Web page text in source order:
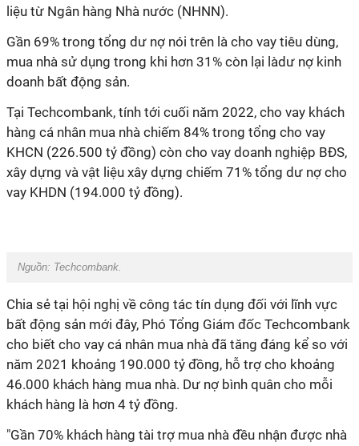
liệu từ Ngân hàng Nhà nước (NHNN).
Gần 69% trong tổng dư nợ nói trên là cho vay tiêu dùng,
mua nhà sử dụng trong khi hơn 31% còn lại làdư nợ kinh
doanh bất động sản.
Tại Techcombank, tính tới cuối năm 2022, cho vay khách
hàng cá nhân mua nhà chiếm 84% trong tổng cho vay
KHCN (226.500 tỷ đồng) còn cho vay doanh nghiệp BĐS,
xây dựng và vật liệu xây dựng chiếm 71% tổng dư nợ cho
vay KHDN (194.000 tỷ đồng).
Nguồn: Techcombank.
Chia sẻ tại hội nghị về công tác tín dụng đối với lĩnh vực
bất động sản mới đây, Phó Tổng Giám đốc Techcombank
cho biết cho vay cá nhân mua nhà đã tăng đáng kể so với
năm 2021 khoảng 190.000 tỷ đồng, hỗ trợ cho khoảng
46.000 khách hàng mua nhà. Dư nợ bình quân cho mỗi
khách hàng là hơn 4 tỷ đồng.
"Gần 70% khách hàng tài trợ mua nhà đều nhận được nhà